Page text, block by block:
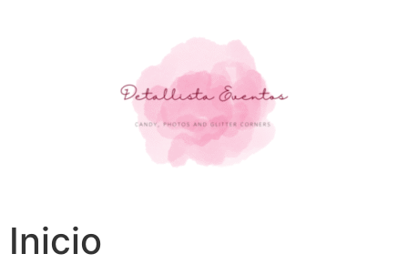
Inicio